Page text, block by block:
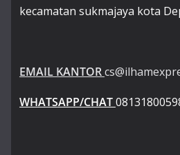
kecamatan sukmajaya kota
EMAIL KANTOR
WHATSAPP/CHAT